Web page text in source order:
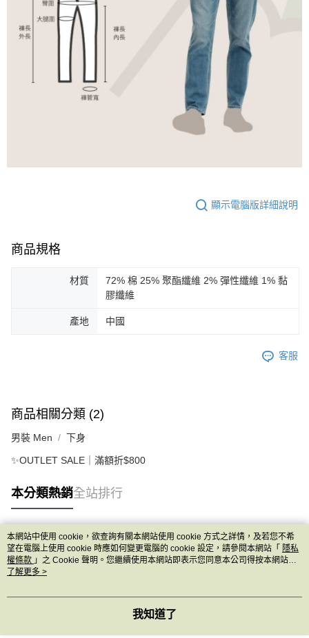
顯示電腦版詳細說明
商品規格
材質
72% 棉 25% 聚酯纖維 2% 彈性纖維 1% 黏
膠纖維
產地 中國
客服
商品相關分類 (2)
男裝 Men 下身
✨OUTLET SALE｜滿額折$800
本分類熱銷全站排行
熱門標籤
本網站中使用 cookie，欲查詢有關本網站使用 cookie 方式之詳情，及若您不希
望在電腦上使用 cookie 時應如何變更電腦的 cookie 設定，請參閱本網站「 隱私
權條款 」之 Cookie 聲明。您繼續使用本網站即表示您同意本公司得按本網站使
用條款之 Cookie 聲明使用 cookie。
了解更多 >
我知道了